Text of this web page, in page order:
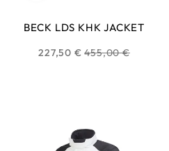
BECK LDS KHK JACKET
227,50 € Prix
455,00 €